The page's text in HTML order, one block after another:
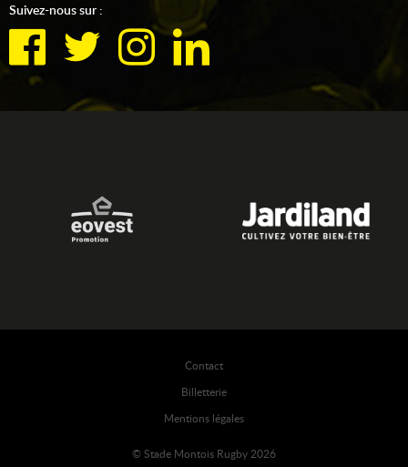
Suivez-nous sur :
Contact
Billetterie
Mentions légales
© Stade Montois Rugby 2026